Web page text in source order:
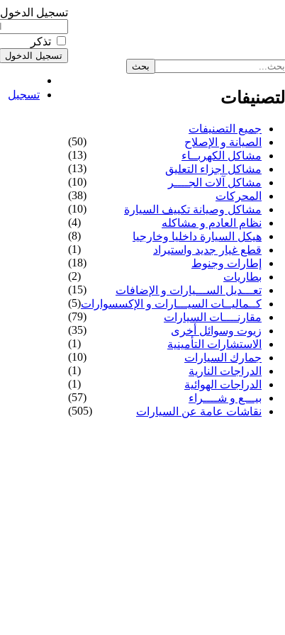
تسجيل الدخول
تذكر
تسجيل التصنيفات
جميع التصنيفات
الصيانة و الإصلاح
(50)
مشاكل الكهربــاء
(13)
مشاكل اجزاء التعليق
(13)
مشاكل آلات الجــــر
(10)
المحركات
(38)
مشاكل وصيانة تكييف السيارة
(10)
نظام العادم و مشاكله
(4)
هيكل السيارة داخليا وخارجيا
(8)
قطع غيار جديد واستيراد
(1)
إطارات وجنوط
(18)
بطاريات
(2)
تعـــديل الســـيارات و الإضافات
(15)
كــماليــات السيـــارات و الإكسسوارات(5)
مقارنــــات السيارات
(79)
زيوت وسوائل أخرى
(35)
الاستشارات التأمينية
(1)
جمارك السيارات
(10)
الدراجات النارية
(1)
الدراجات الهوائية
(1)
بيـــع و شــــراء
(57)
نقاشات عامة عن السيارات
(505)